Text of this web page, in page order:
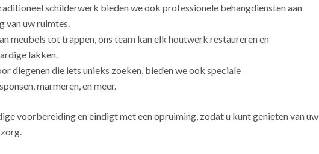
schilderwerk bieden we ook professionele behangdiensten aan
van uw ruimtes.
meubels tot trappen, ons team kan elk houtwerk restaureren en
lakken.
diegenen die iets unieks zoeken, bieden we ook speciale
marmeren, en meer.
voorbereiding en eindigt met een opruiming, zodat u kunt genieten van uw